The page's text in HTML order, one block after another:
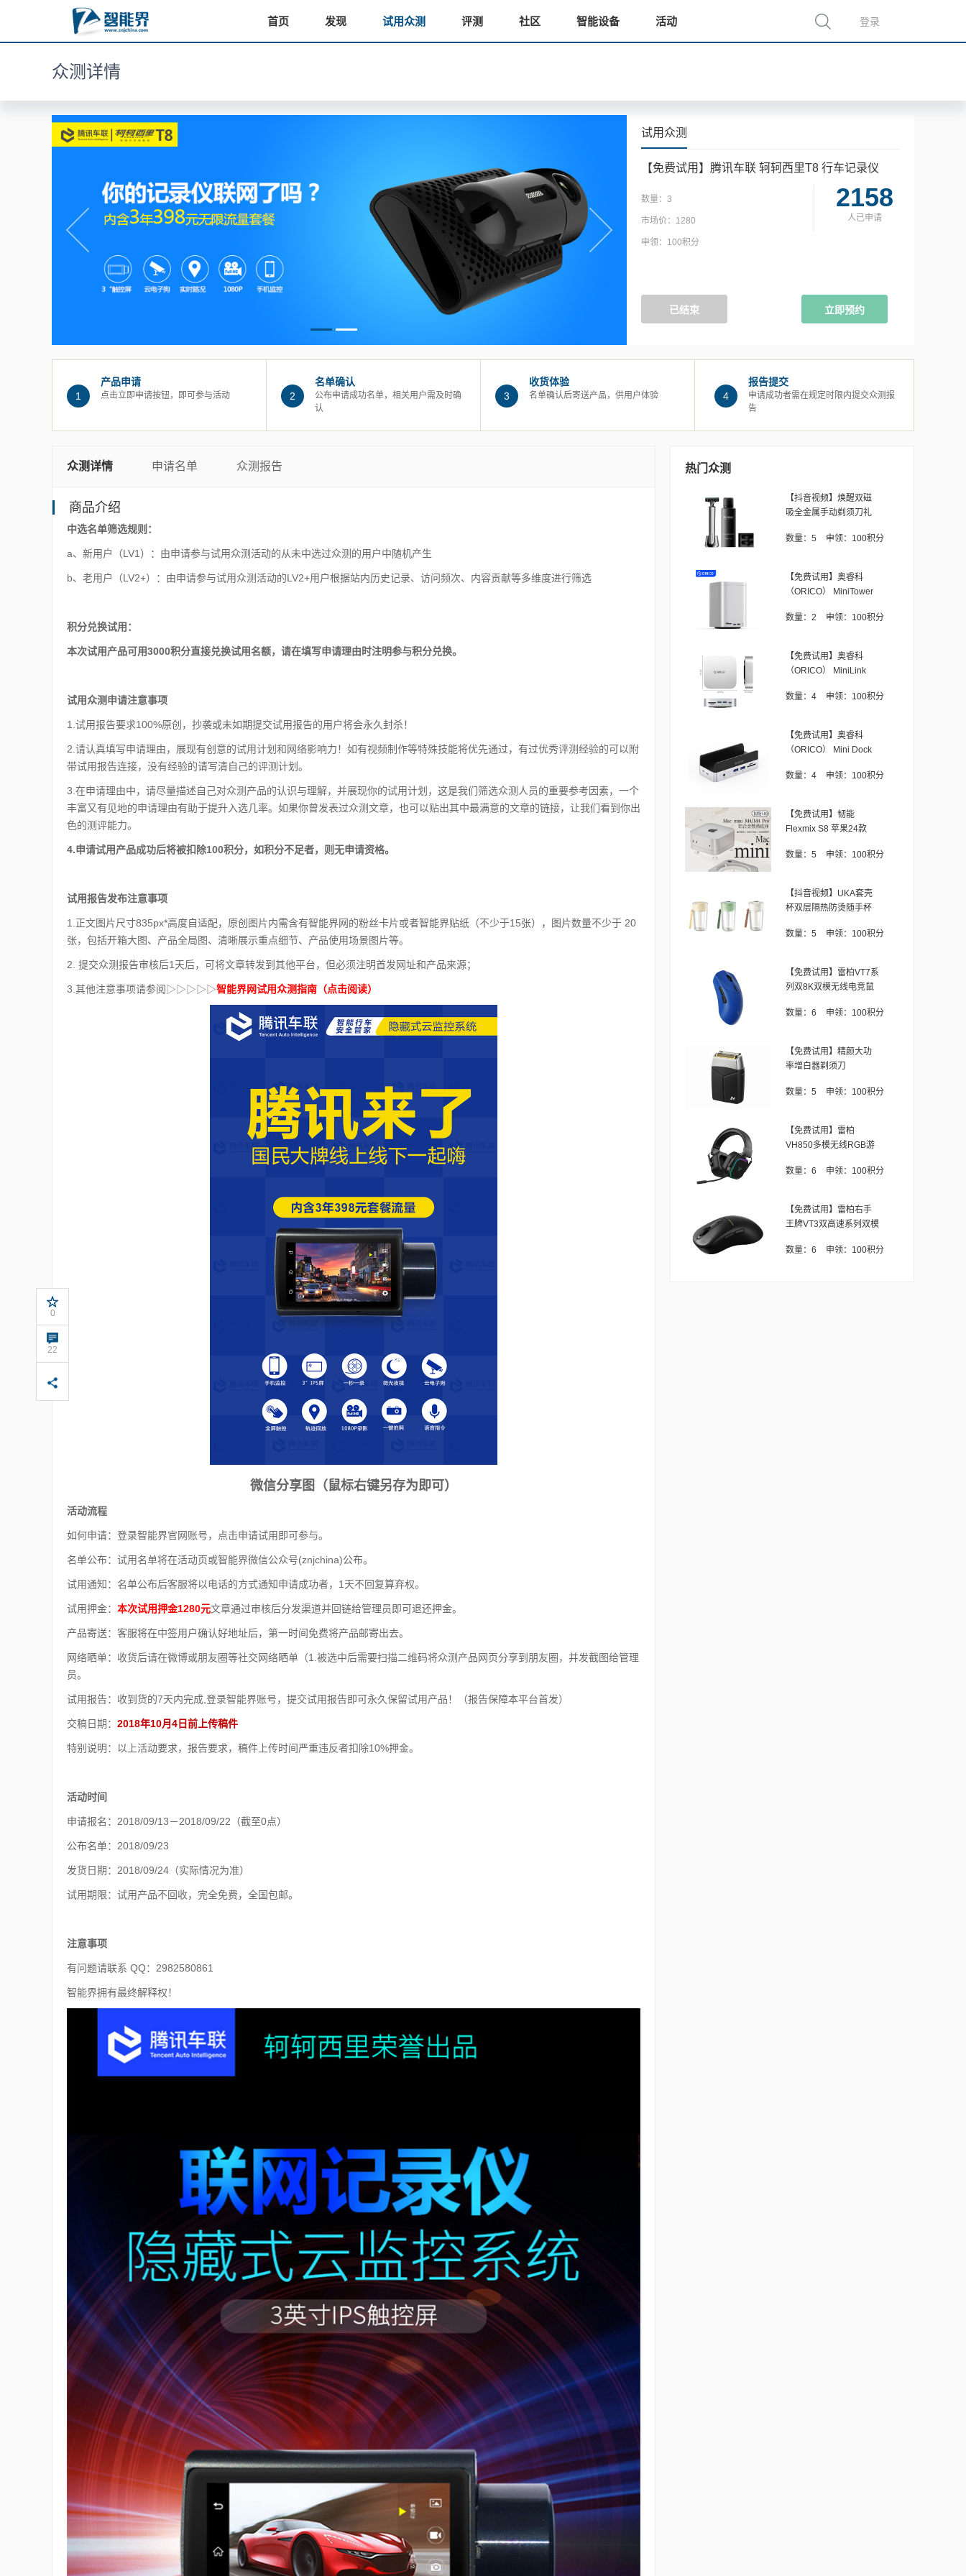
首页 发现 试用众测 评测 社区 智能设备 活动 登录
众测详情
试用众测
【免费试用】腾讯车联 轲轲西里T8 行车记录仪
数量： 3
市场价： 1280
申领： 100积分
2158
人已申请
已结束 立即预约
1
产品申请
点击立即申请按钮，即可参与活动 2
名单确认
公布申请成功名单，相关用户需及时确
认
3
收货体验
名单确认后寄送产品，供用户体验 4
报告提交
申请成功者需在规定时限内提交众测报
告
众测详情 申请名单 众测报告
商品介绍
中选名单筛选规则：
a、新用户（LV1）：由申请参与试用众测活动的从未中选过众测的用户中随机产生
b、老用户（LV2+）：由申请参与试用众测活动的LV2+用户根据站内历史记录、访问频次、内容贡献等多维度进行筛选
积分兑换试用：
本次试用产品可用3000积分直接兑换试用名额，请在填写申请理由时注明参与积分兑换。
试用众测申请注意事项
1.试用报告要求100%原创，抄袭或未如期提交试用报告的用户将会永久封杀！
2.请认真填写申请理由，展现有创意的试用计划和网络影响力！如有视频制作等特殊技能将优先通过，有过优秀评测经验的可以附
带试用报告连接，没有经验的请写清自己的评测计划。
3.在申请理由中，请尽量描述自己对众测产品的认识与理解，并展现你的试用计划，这是我们筛选众测人员的重要参考因素，一个
丰富又有见地的申请理由有助于提升入选几率。如果你曾发表过众测文章，也可以贴出其中最满意的文章的链接，让我们看到你出
色的测评能力。
4.申请试用产品成功后将被扣除100积分，如积分不足者，则无申请资格。
试用报告发布注意事项
1.正文图片尺寸835px*高度自适配，原创图片内需含有智能界网的粉丝卡片或者智能界贴纸（不少于15张），图片数量不少于 20
张，包括开箱大图、产品全局图、清晰展示重点细节、产品使用场景图片等。
2. 提交众测报告审核后1天后，可将文章转发到其他平台，但必须注明首发网址和产品来源；
3.其他注意事项请参阅 ▷▷▷▷▷智能界网试用众测指南（点击阅读）
微信分享图（鼠标右键另存为即可）
活动流程
如何申请：登录智能界官网账号，点击申请试用即可参与。
名单公布：试用名单将在活动页或智能界微信公众号(znjchina)公布。
试用通知：名单公布后客服将以电话的方式通知申请成功者，1天不回复算弃权。
试用押金： 本次试用押金1280元文章通过审核后分发渠道并回链给管理员即可退还押金。
产品寄送：客服将在中签用户确认好地址后，第一时间免费将产品邮寄出去。
网络晒单：收货后请在微博或朋友圈等社交网络晒单（1.被选中后需要扫描二维码将众测产品网页分享到朋友圈，并发截图给管理
员。
试用报告：收到货的7天内完成,登录智能界账号，提交试用报告即可永久保留试用产品！（报告保障本平台首发）
交稿日期： 2018年10月4日前上传稿件
特别说明：以上活动要求，报告要求，稿件上传时间严重违反者扣除10%押金。
活动时间
申请报名：2018/09/13－2018/09/22（截至0点）
公布名单：2018/09/23
发货日期：2018/09/24（实际情况为准）
试用期限：试用产品不回收，完全免费，全国包邮。
注意事项
有问题请联系 QQ：2982580861
智能界拥有最终解释权！
热门众测
【抖音视频】焕醒双磁
吸全金属手动剃须刀礼
数量： 5 申领： 100积分
【免费试用】奥睿科
（ORICO） MiniTower
数量： 2 申领： 100积分
【免费试用】奥睿科
（ORICO） MiniLink
数量： 4 申领： 100积分
【免费试用】奥睿科
（ORICO） Mini Dock
数量： 4 申领： 100积分
【免费试用】韧能
Flexmix S8 苹果24款
数量： 5 申领： 100积分
【抖音视频】UKA套壳
杯双层隔热防烫随手杯
数量： 5 申领： 100积分
【免费试用】雷柏VT7系
列双8K双模无线电竞鼠
数量： 6 申领： 100积分
【免费试用】精颜大功
率增白器剃须刀
数量： 5 申领： 100积分
【免费试用】雷柏
VH850多模无线RGB游
数量： 6 申领： 100积分
【免费试用】雷柏右手
王牌VT3双高速系列双模
数量： 6 申领： 100积分
0
902
0
22